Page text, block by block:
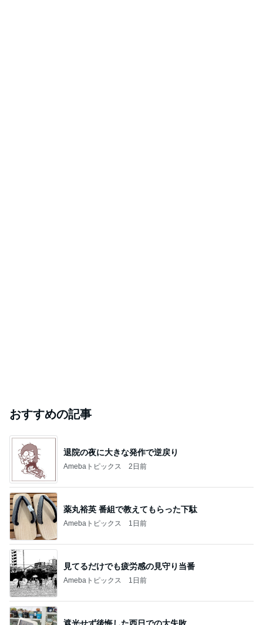
おすすめの記事
退院の夜に大きな発作で逆戻り
Amebaトピックス 2日前
薬丸裕英 番組で教えてもらった下駄
Amebaトピックス 1日前
見てるだけでも疲労感の見守り当番
Amebaトピックス 1日前
遮光せず後悔した西日での大失敗